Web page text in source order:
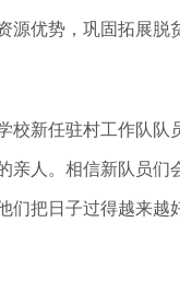
源优势，巩固拓展
新任驻村工作队队员
亲人。相信新队员
们把日子过得越来越